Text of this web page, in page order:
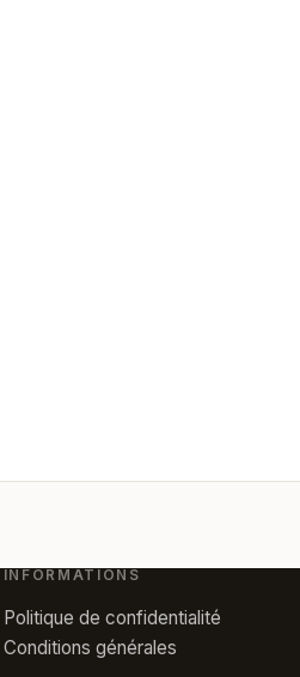
INFORMATIONS
Politique de confidentialité
Conditions générales